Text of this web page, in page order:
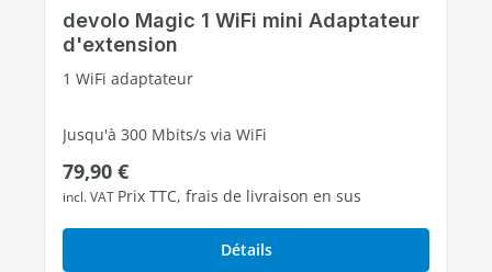
devolo Magic 1 WiFi mini Adaptateur
d'extension
1 WiFi adaptateur
Jusqu'à 300 Mbits/s via WiFi
1 port Fast Ethernet libres
Prix régulier :
79,90 €
incl. VAT Prix TTC, frais de livraison en sus
Détails